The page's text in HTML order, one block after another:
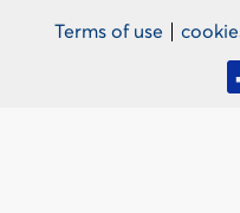
Terms of use